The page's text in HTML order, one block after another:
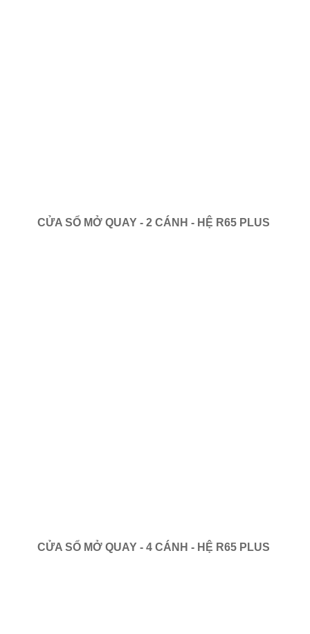
CỬA SỔ MỞ QUAY - 2 CÁNH - HỆ R65 PLUS
CỬA SỔ MỞ QUAY - 4 CÁNH - HỆ R65 PLUS